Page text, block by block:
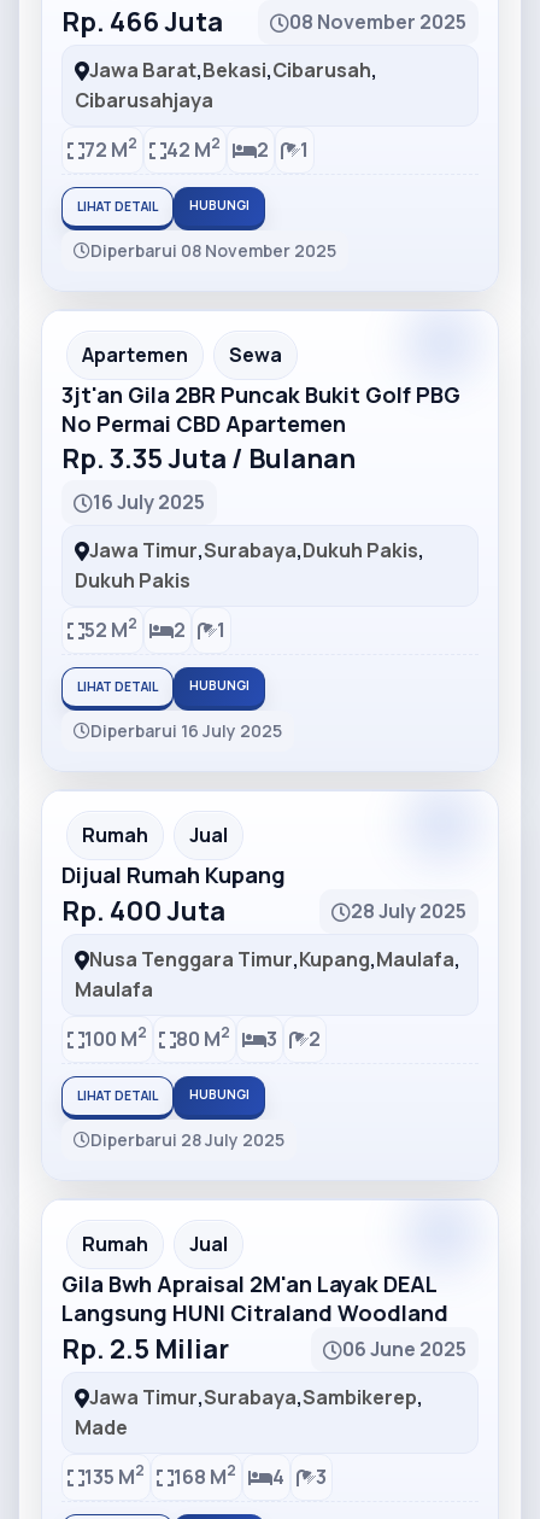
Rp. 466 Juta
08 November 2025
Jawa Barat,Bekasi,Cibarusah,
Cibarusahjaya
72 M2 42 M2 2 1
LIHAT DETAIL HUBUNGI
Diperbarui 08 November 2025
Partner Ad
Apartemen Sewa
3jt'an Gila 2BR Puncak Bukit Golf PBG
No Permai CBD Apartemen
Rp. 3.35 Juta / Bulanan
16 July 2025
Jawa Timur,Surabaya,Dukuh Pakis,
Dukuh Pakis
52 M2 2 1
LIHAT DETAIL HUBUNGI
Diperbarui 16 July 2025
Partner Ad
Rumah Jual
Dijual Rumah Kupang
Rp. 400 Juta
28 July 2025
Nusa Tenggara Timur,Kupang,Maulafa,
Maulafa
100 M2 80 M2 3 2
LIHAT DETAIL HUBUNGI
Diperbarui 28 July 2025
Partner Ad
Rumah Jual
Gila Bwh Apraisal 2M'an Layak DEAL
Langsung HUNI Citraland Woodland
Rp. 2.5 Miliar
06 June 2025
Jawa Timur,Surabaya,Sambikerep,
Made
135 M2 168 M2 4 3